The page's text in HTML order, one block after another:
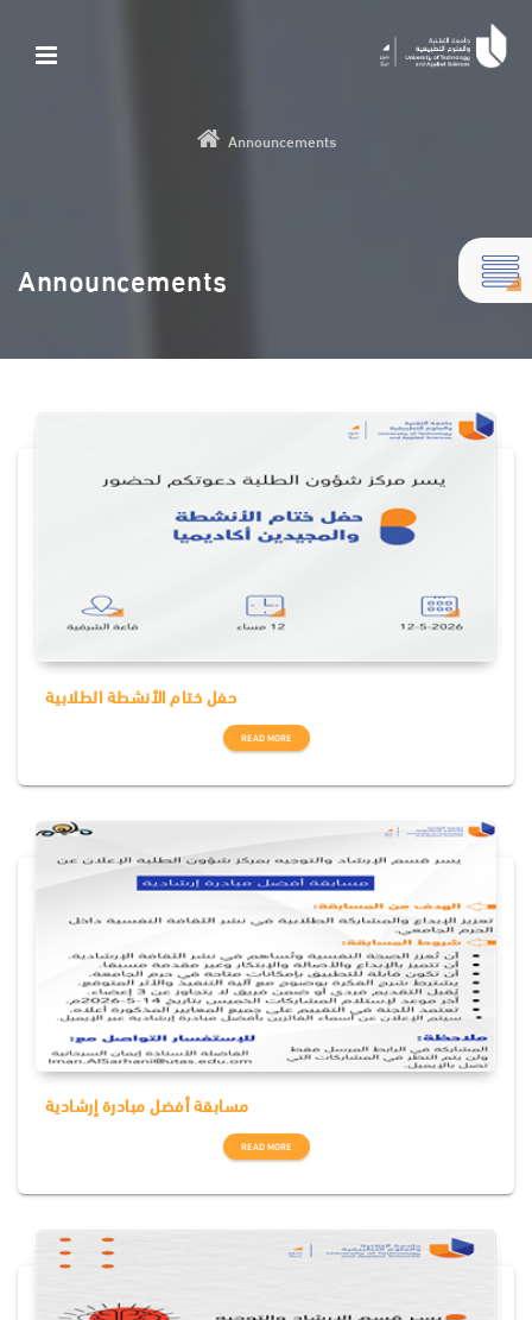
Announcements
Announcements
حفل ختام الأنشطة الطلابية
READ MORE
مسابقة أفضل مبادرة إرشادية
READ MORE